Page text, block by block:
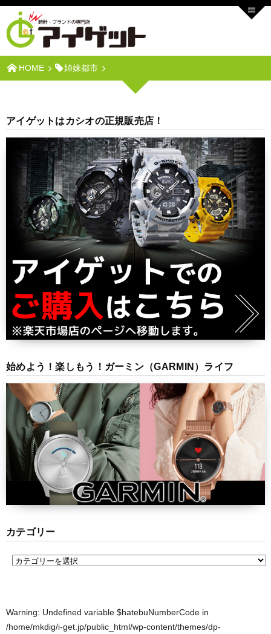
HOME 姉妹都市
アイゲットはカシオの正規販売店！
始めよう！楽しもう！ガーミン（GARMIN）ライフ
カテゴリー
Warning: Undefined variable $hatebuNumberCode in
/home/mkdig/i-get.jp/public_html/wp-content/themes/dp-